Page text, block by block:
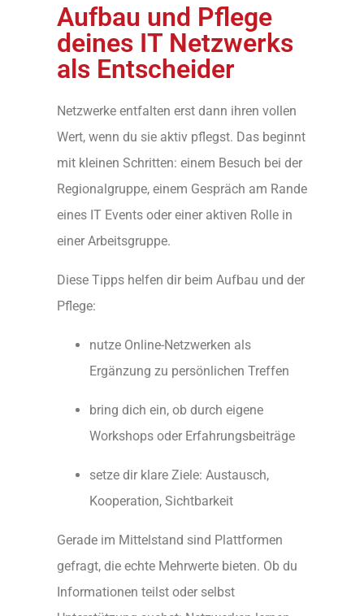
Aufbau und Pflege
deines IT Netzwerks
als Entscheider
Netzwerke entfalten erst dann ihren vollen
Wert, wenn du sie aktiv pflegst. Das beginnt
mit kleinen Schritten: einem Besuch bei der
Regionalgruppe, einem Gespräch am Rande
eines IT Events oder einer aktiven Rolle in
einer Arbeitsgruppe.
Diese Tipps helfen dir beim Aufbau und der
Pflege:
nutze Online-Netzwerken als
Ergänzung zu persönlichen Treffen
bring dich ein, ob durch eigene
Workshops oder Erfahrungsbeiträge
setze dir klare Ziele: Austausch,
Kooperation, Sichtbarkeit
Gerade im Mittelstand sind Plattformen
gefragt, die echte Mehrwerte bieten. Ob du
Informationen teilst oder selbst